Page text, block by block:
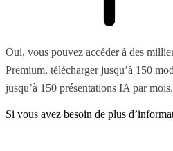
Oui, vous pouvez accéder à des
Premium, télécharger jusqu’à 150
jusqu’à 150 présentations IA par mois.
Si vous avez besoin de plus